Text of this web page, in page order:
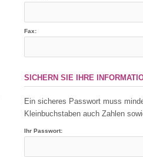
Fax:
SICHERN SIE IHRE
Ein sicheres Passwort muss
Kleinbuchstaben auch Zahlen
Ihr Passwort: